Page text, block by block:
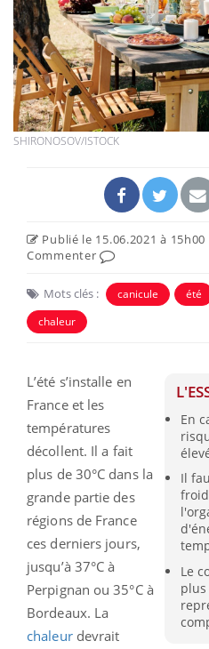
SHIRONOSOV/ISTOCK
Publié le 15.06.2021 à 15h00
Commenter
Mots clés : canicule été
chaleur
En
Il
Le
L’été s’installe en
France et les
températures
décollent. Il a fait
plus de 30°C dans la
grande partie des
régions de France
ces derniers jours,
jusqu’à 37°C à
Perpignan ou 35°C à
Bordeaux. La
chaleurdevrait